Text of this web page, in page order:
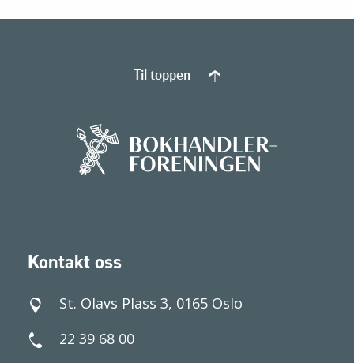
Kontakt oss
St. Olavs Plass 3, 0165 Oslo
22 39 68 00
Til toppen